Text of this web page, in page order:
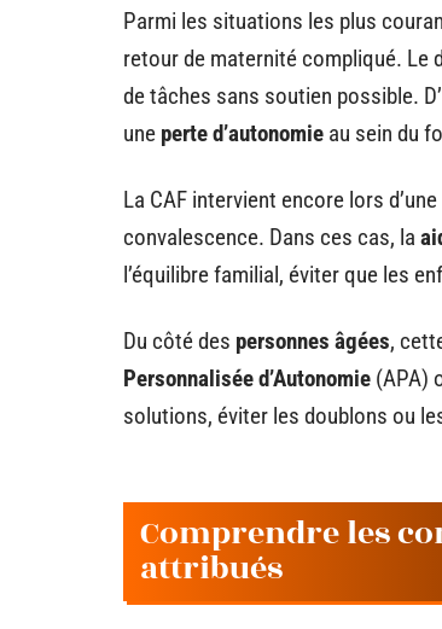
Parmi les situations les plus
retour de maternité compliqué. Le
de tâches sans soutien possible.
une perte d’autonomie au sein du
La CAF intervient encore lors
convalescence. Dans ces cas, la
l’équilibre familial, éviter que les
Du côté des personnes âgées,
Personnalisée d’Autonomie (APA)
solutions, éviter les doublons ou
Comprendre les
attribués